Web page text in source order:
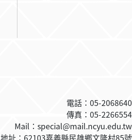
電話：05-2068640
傳真 ：05-2266554
Mail：special@mail.ncyu.edu.tw
地址：62103嘉義縣民雄鄉文隆村85號